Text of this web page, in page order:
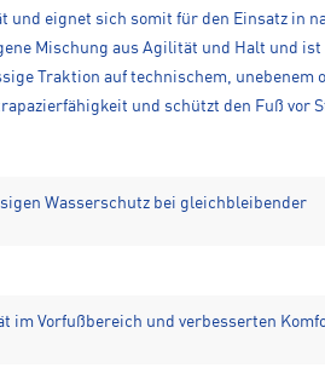
und eignet sich somit für den Einsatz in
Mischung aus Agilität und Halt und ist
Traktion auf technischem, unebenem
und schützt den Fuß vor
Wasserschutz bei gleichbleibender
im Vorfußbereich und verbesserten